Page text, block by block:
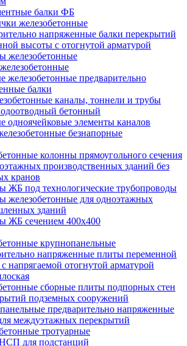
балки ФБ
железобетонные
напряженные балки перекрытий
высоты с отогнутой арматурой
железобетонные
железобетонные предварительно
балки
каналы, тоннели и трубы
бетонный
одноячейковые элементы каналов
безнапорные
колонны прямоугольного сечения
производственных зданий без
кранов
ЖБ под технологические трубопроводы
железобетонные для одноэтажных
зданий
ЖБ сечением 400х400
крупнопанельные
напряженные плиты переменной
напрягаемой отогнутой арматурой
сборные плиты подпорных стен
подземных сооружений
предварительно напряженные
междуэтажных перекрытий
тротуарные
для подстанций